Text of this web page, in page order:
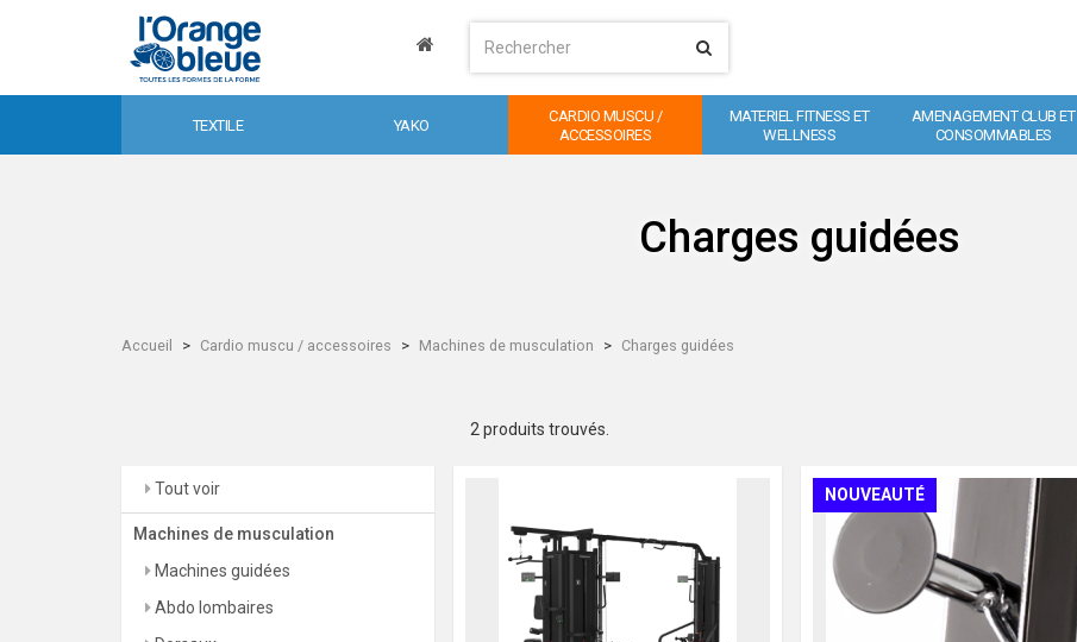
TEXTILE YAKO
CARDIO MUSCU /
ACCESSOIRES
MATERIEL FITNESS ET
WELLNESS
AMENAGEMENT CLUB ET
CONSOMMABLES
Charges guidées
Accueil Cardio muscu / accessoires Machines de musculation Charges guidées
2 produits trouvés.
Tout voir
Machines de musculation
Machines guidées
Abdo lombaires
NOUVEAUTÉ